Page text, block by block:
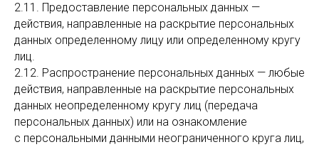
2.11. Предоставление персональных данных —
действия, направленные на раскрытие персональных
данных определенному лицу или определенному кругу
лиц.
2.12. Распространение персональных данных — любые
действия, направленные на раскрытие персональных
данных неопределенному кругу лиц (передача
персональных данных) или на ознакомление
с персональными данными неограниченного круга лиц,